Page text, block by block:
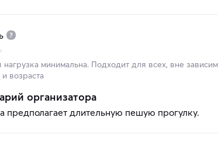
нагрузка минимальна. Подходит для всех, вне
возраста
организатора
предполагает длительную пешую прогулку.